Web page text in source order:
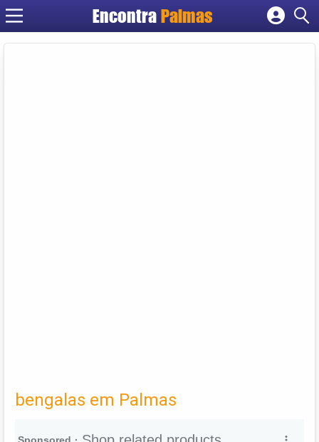
Encontra Palmas
Cadastrar empresa
bengalas em Palmas